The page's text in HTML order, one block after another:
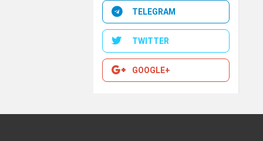
TELEGRAM
TWITTER
GOOGLE+